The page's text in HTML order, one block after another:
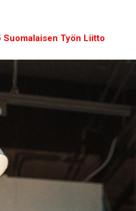
Suomalaisen Työn Liitto